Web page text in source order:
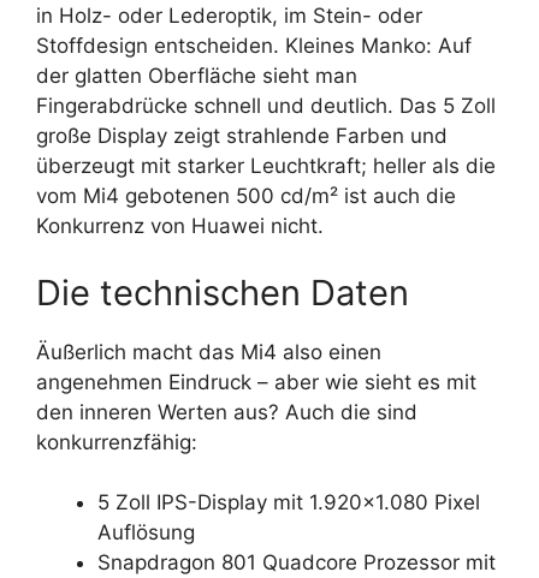
in Holz- oder Lederoptik, im Stein- oder
Stoffdesign entscheiden. Kleines Manko: Auf
der glatten Oberfläche sieht man
Fingerabdrücke schnell und deutlich. Das 5 Zoll
große Display zeigt strahlende Farben und
überzeugt mit starker Leuchtkraft; heller als die
vom Mi4 gebotenen 500 cd/m² ist auch die
Konkurrenz von Huawei nicht.
Die technischen Daten
Äußerlich macht das Mi4 also einen
angenehmen Eindruck – aber wie sieht es mit
den inneren Werten aus? Auch die sind
konkurrenzfähig:
5 Zoll IPS-Display mit 1.920×1.080 Pixel
Auflösung
Snapdragon 801 Quadcore Prozessor mit